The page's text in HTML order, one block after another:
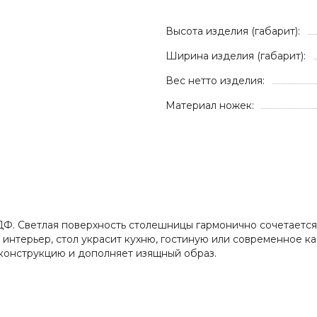
Высота изделия (габарит):
Ширина изделия (габарит):
Вес нетто изделия:
Материал ножек:
Светлая поверхность столешницы гармонично
стол украсит кухню, гостиную или современное
и дополняет изящный образ.